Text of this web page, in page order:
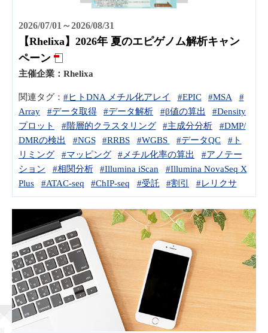
2026/07/01～2026/08/31
【Rhelixa】2026年 夏のエピゲノム解析キャン
ペーン
主催企業： Rhelixa
関連タグ： #ヒトDNA メチル化アレイ #EPIC #MSA
#
Array
#データ取得 #データ解析 #β値の算出
#Density
プロット
#階層的クラスタリング #主成分分析
#DMP/
DMRの検出
#NGS #RRBS #WGBS #データQC
#ト
リミング
#マッピング #メチル化率の算出
#アノテー
ション
#相関分析 #Illumina iScan
#Illumina NovaSeq X
Plus
#ATAC-seq #ChIP-seq #受託 #割引 #レリクサ